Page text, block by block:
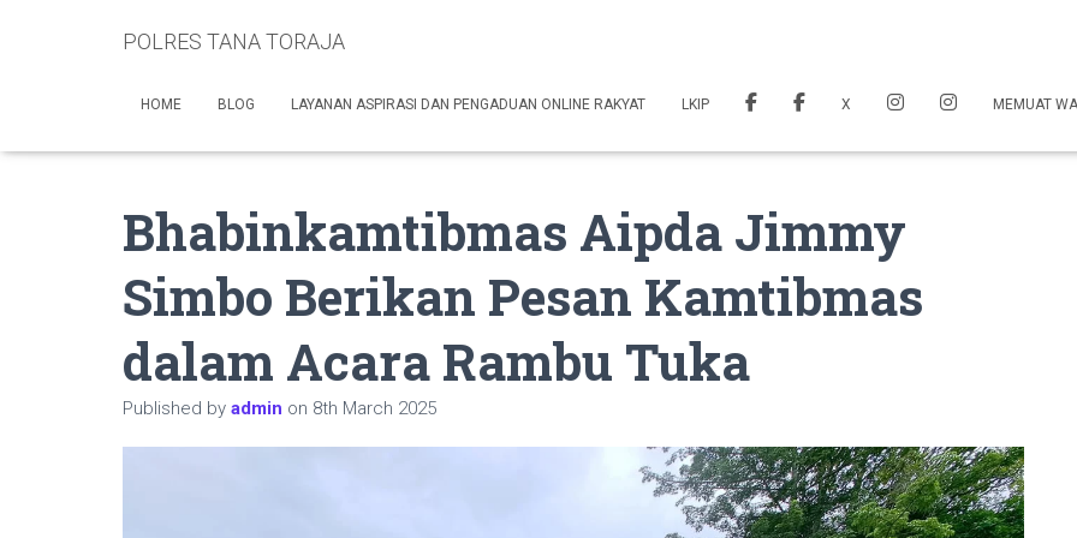
POLRES TANA TORAJA
HOME BLOG LAYANAN ASPIRASI DAN PENGADUAN ONLINE RAKYAT LKIP X MEMUAT
Bhabinkamtibmas Aipda Jimmy
Simbo Berikan Pesan Kamtibmas
dalam Acara Rambu Tuka
Published by admin on 8th March 2025